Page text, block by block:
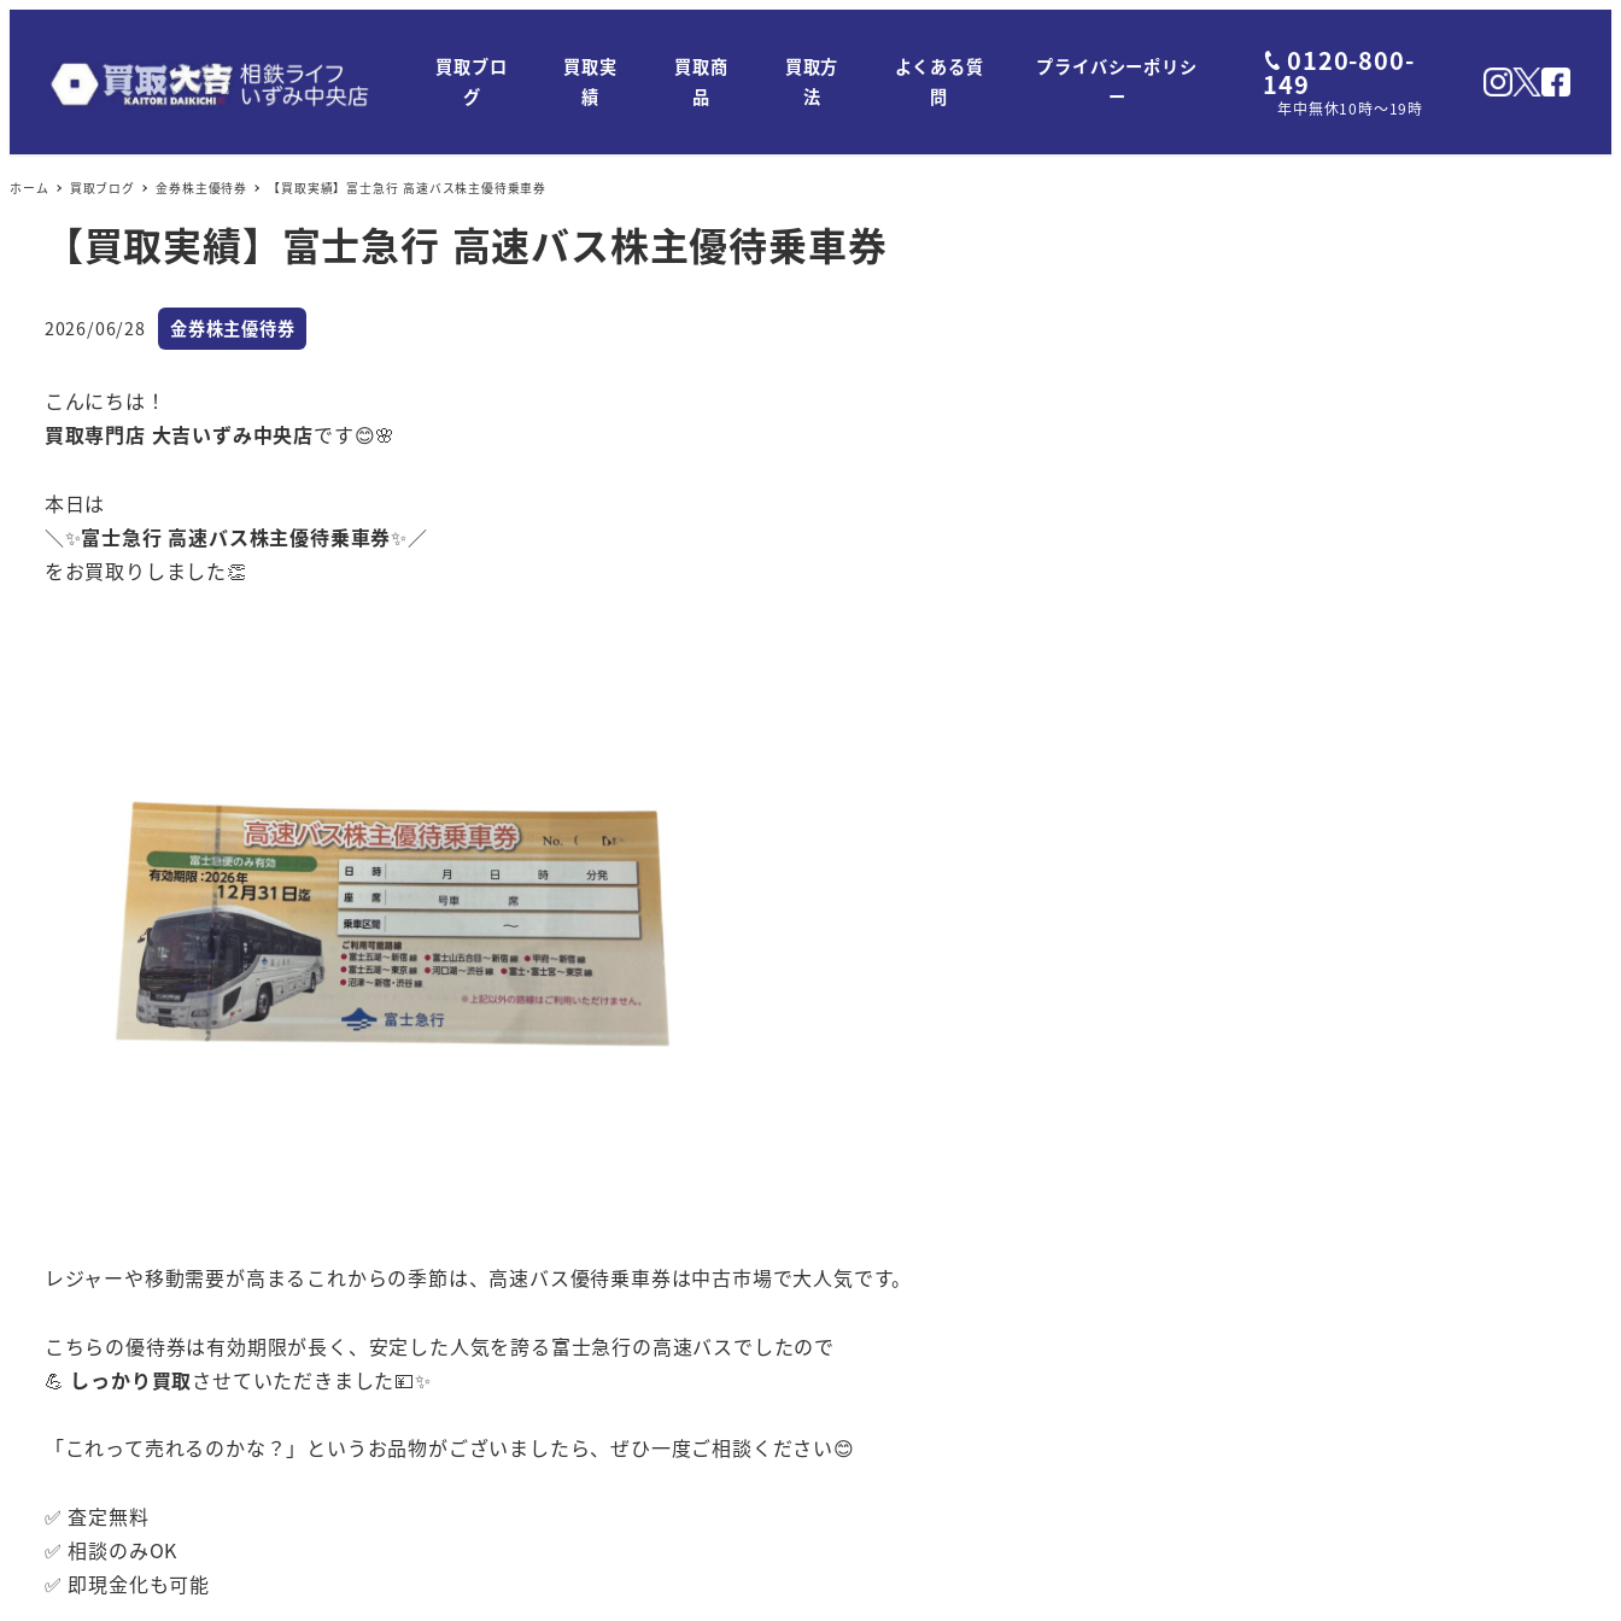
買取ブロ
グ
買取実
績
買取商
品
買取方
法
よくある質
問
プライバシーポリシ
ー
0120-800-
149
年中無休10時～19時
ホーム 買取ブログ 金券株主優待券 【買取実績】富士急行 高速バス株主優待乗車券
【買取実績】富士急行 高速バス株主優待乗車券
投稿日
2026/06/28 カテゴリー
金券株主優待券
こんにちは！
買取専門店 大吉いずみ中央店です😊🌸
本日は
＼✨富士急行 高速バス株主優待乗車券✨／
をお買取りしました👏
レジャーや移動需要が高まるこれからの季節は、高速バス優待乗車券は中古市場で大人気です。
こちらの優待券は有効期限が長く、安定した人気を誇る富士急行の高速バスでしたので
💪 しっかり買取させていただきました💴✨
「これって売れるのかな？」というお品物がございましたら、ぜひ一度ご相談ください😊
✅ 査定無料
✅ 相談のみOK
✅ 即現金化も可能